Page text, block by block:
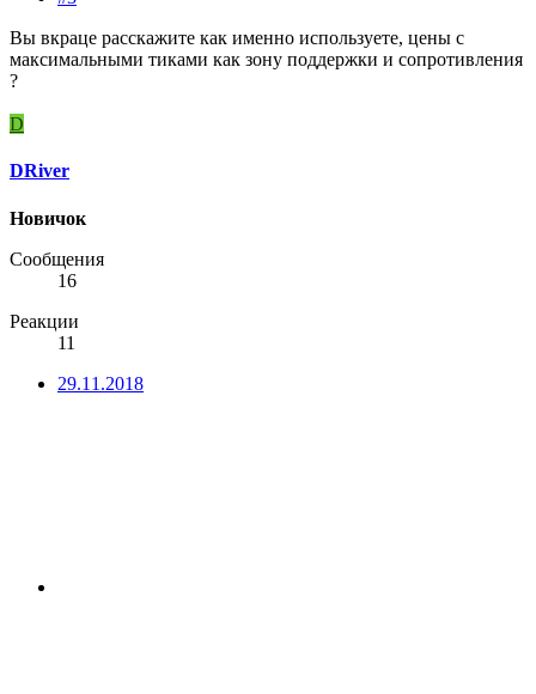
Вы вкраце расскажите как именно используете, цены с
максимальными тиками как зону поддержки и сопротивления
?
D
DRiver
Новичок
Сообщения
16
Реакции
11
29.11.2018